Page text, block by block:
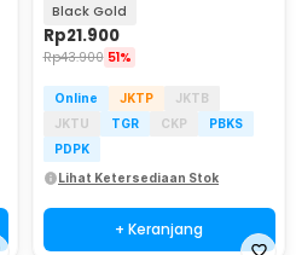
Black Gold
Rp21.900
Rp43.900 51%
Online JKTP
JKTB
JKTU
TGR CKP
PBKS
PDPK
Lihat Ketersediaan Stok
+ Keranjang